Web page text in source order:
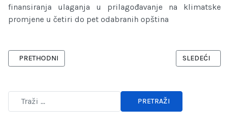
finansiranja ulaganja u prilagođavanje na klimatske
promjene u četiri do pet odabranih opština
PRETHODNI ČLANAK: ODRŽANE EDUKACIJE NA TEMU
PRETHODNI SLEDEĆI
SLEDEĆI
PRETRAŽI